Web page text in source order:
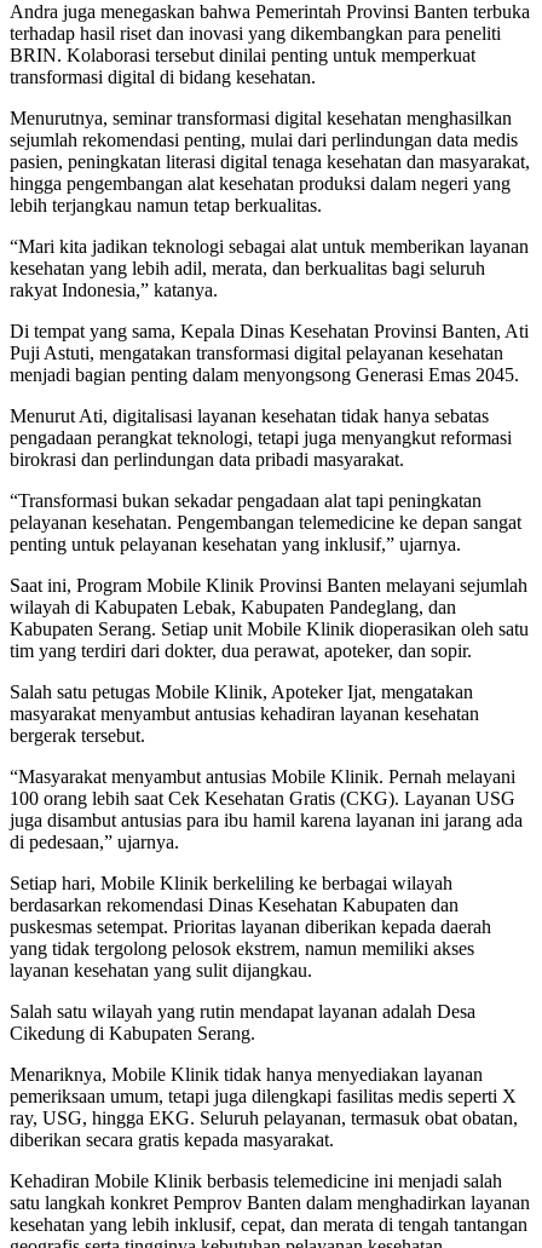
Andra juga menegaskan bahwa Pemerintah Provinsi Banten terbuka
terhadap hasil riset dan inovasi yang dikembangkan para peneliti
BRIN. Kolaborasi tersebut dinilai penting untuk memperkuat
transformasi digital di bidang kesehatan.
Menurutnya, seminar transformasi digital kesehatan menghasilkan
sejumlah rekomendasi penting, mulai dari perlindungan data medis
pasien, peningkatan literasi digital tenaga kesehatan dan masyarakat,
hingga pengembangan alat kesehatan produksi dalam negeri yang
lebih terjangkau namun tetap berkualitas.
“Mari kita jadikan teknologi sebagai alat untuk memberikan layanan
kesehatan yang lebih adil, merata, dan berkualitas bagi seluruh
rakyat Indonesia,” katanya.
Di tempat yang sama, Kepala Dinas Kesehatan Provinsi Banten, Ati
Puji Astuti, mengatakan transformasi digital pelayanan kesehatan
menjadi bagian penting dalam menyongsong Generasi Emas 2045.
Menurut Ati, digitalisasi layanan kesehatan tidak hanya sebatas
pengadaan perangkat teknologi, tetapi juga menyangkut reformasi
birokrasi dan perlindungan data pribadi masyarakat.
“Transformasi bukan sekadar pengadaan alat tapi peningkatan
pelayanan kesehatan. Pengembangan telemedicine ke depan sangat
penting untuk pelayanan kesehatan yang inklusif,” ujarnya.
Saat ini, Program Mobile Klinik Provinsi Banten melayani sejumlah
wilayah di Kabupaten Lebak, Kabupaten Pandeglang, dan
Kabupaten Serang. Setiap unit Mobile Klinik dioperasikan oleh satu
tim yang terdiri dari dokter, dua perawat, apoteker, dan sopir.
Salah satu petugas Mobile Klinik, Apoteker Ijat, mengatakan
masyarakat menyambut antusias kehadiran layanan kesehatan
bergerak tersebut.
“Masyarakat menyambut antusias Mobile Klinik. Pernah melayani
100 orang lebih saat Cek Kesehatan Gratis (CKG). Layanan USG
juga disambut antusias para ibu hamil karena layanan ini jarang ada
di pedesaan,” ujarnya.
Setiap hari, Mobile Klinik berkeliling ke berbagai wilayah
berdasarkan rekomendasi Dinas Kesehatan Kabupaten dan
puskesmas setempat. Prioritas layanan diberikan kepada daerah
yang tidak tergolong pelosok ekstrem, namun memiliki akses
layanan kesehatan yang sulit dijangkau.
Salah satu wilayah yang rutin mendapat layanan adalah Desa
Cikedung di Kabupaten Serang.
Menariknya, Mobile Klinik tidak hanya menyediakan layanan
pemeriksaan umum, tetapi juga dilengkapi fasilitas medis seperti X
ray, USG, hingga EKG. Seluruh pelayanan, termasuk obat obatan,
diberikan secara gratis kepada masyarakat.
Kehadiran Mobile Klinik berbasis telemedicine ini menjadi salah
satu langkah konkret Pemprov Banten dalam menghadirkan layanan
kesehatan yang lebih inklusif, cepat, dan merata di tengah tantangan